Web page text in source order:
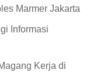
Marmer Jakarta
Informasi
Kerja di